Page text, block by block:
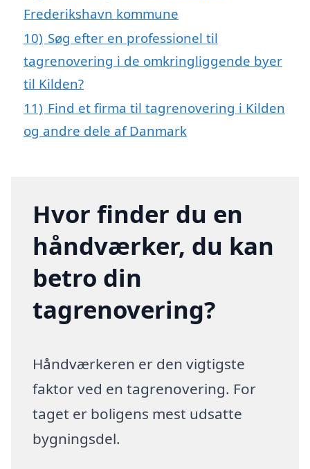
Frederikshavn kommune
10) Søg efter en professionel til
tagrenovering i de omkringliggende byer
til Kilden?
11) Find et firma til tagrenovering i Kilden
og andre dele af Danmark
Hvor finder du en
håndværker, du kan
betro din
tagrenovering?
Håndværkeren er den vigtigste
faktor ved en tagrenovering. For
taget er boligens mest udsatte
bygningsdel.